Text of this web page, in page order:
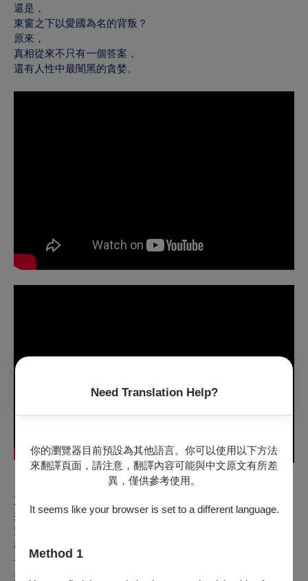
Need Translation Help?
你的瀏覽器目前預設為其他語言。你可以使用以下方法
來翻譯頁面，請注意，翻譯內容可能與中文原文有所差
異，僅供參考使用。
It seems like your browser is set to a different language.
Method 1
還是，
東窗之下以愛國為名的背叛？
原來，
真相從來不只有一個答案，
還有人性中最闇黑的貪婪。
東窗之下，燭光搖曳、詭計幢幢；在官場上不玩弄機詐，就會
掉入別人的陷阱，風骨變斷骨，氣節變氣絕。是非成敗轉頭
空，索性將身入賭局、逆天改命，一手遮天粉飾痕跡，掌握時
機化為轉機。他們密謀的是天下，還是如何安放自己的心魔？
十二道金牌急召前鋒大將岳飛，東窗下那聲聲「莫須有」，最
先操刀的，竟是女人的手。